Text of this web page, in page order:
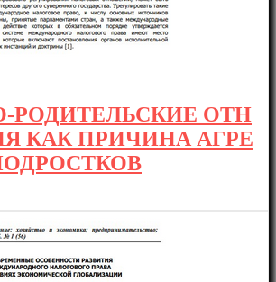
РОДИТЕЛЬСКИЕ ОТН
КАК ПРИЧИНА АГРЕ